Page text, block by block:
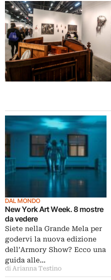
DAL MONDO
New York Art Week. 8 mostre
da vedere
Siete nella Grande Mela per
godervi la nuova edizione
dell’Armory Show? Ecco una
guida alle…
di Arianna Testino